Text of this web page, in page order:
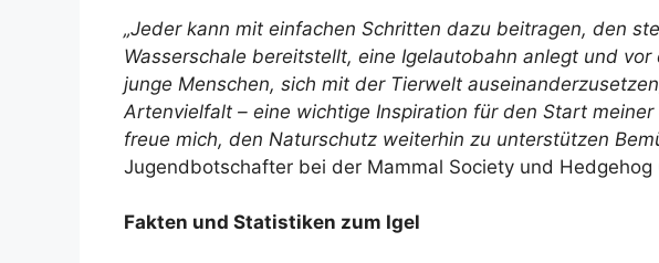
„Jeder kann mit einfachen Schritten dazu beitragen, den
Wasserschale bereitstellt, eine Igelautobahn anlegt und
junge Menschen, sich mit der Tierwelt
Artenvielfalt – eine wichtige Inspiration für den Start
freue mich, den Naturschutz weiterhin zu unterstützen
Jugendbotschafter bei der Mammal Society und
Fakten und Statistiken zum Igel